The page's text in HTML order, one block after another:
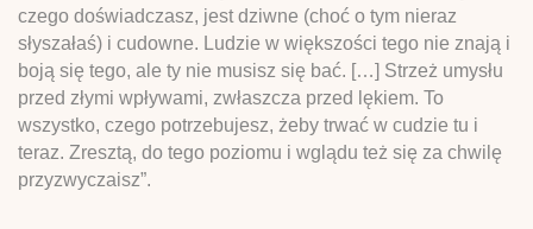
czego doświadczasz, jest dziwne (choć o tym nieraz
słyszałaś) i cudowne. Ludzie w większości tego nie znają i
boją się tego, ale ty nie musisz się bać. […] Strzeż umysłu
przed złymi wpływami, zwłaszcza przed lękiem. To
wszystko, czego potrzebujesz, żeby trwać w cudzie tu i
teraz. Zresztą, do tego poziomu i wglądu też się za chwilę
przyzwyczaisz”.